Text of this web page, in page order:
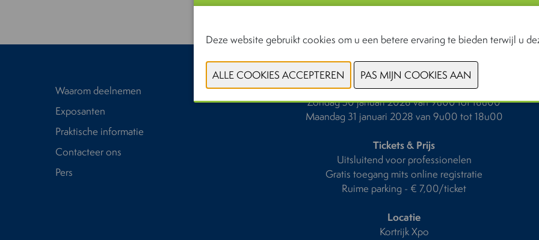
Waarom deelnemen
Exposanten
Praktische informatie
Contacteer ons
Pers
Data & Openingsuren
Zondag 30 januari 2028 van 9u00 tot 18u00
Maandag 31 januari 2028 van 9u00 tot 18u00
Tickets & Prijs
Uitsluitend voor professionelen
Gratis toegang mits online registratie
Ruime parking - € 7,00/ticket
Locatie
Kortrijk Xpo
Deze website gebruikt cookies om u een betere ervaring te bieden terwijl u